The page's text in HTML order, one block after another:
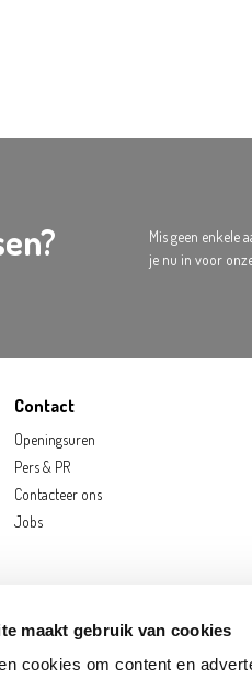
maakt gebruik van cookies
cookies om content en
Mis geen enkele
je nu in voor
Contact
Openingsuren
Pers & PR
Contacteer ons
Jobs